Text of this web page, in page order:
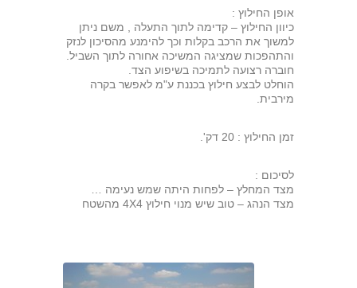
אופן החילוץ :
כיוון החילוץ – קדימה לתוך התעלה , משם ניתן
למשוך את הרכב בקלות וכך להימנע מהסיכון לנזק
והתהפכות שמציגה המשיכה אחורה לתוך השביל.
חוברה רצועה לתמיכה בשיפוע הצד.
הוחלט לבצע חילוץ בכננת ע"מ לאפשר בקרה
מירבית.
זמן החילוץ : 20 דק'.
לסיכום :
מצד המחלץ – לפחות היתה שמש נעימה …
מצד הנהג – טוב שיש מנוי חילוץ 4X4 מהשטח